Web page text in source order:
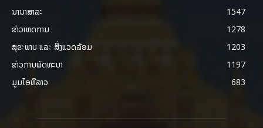
ນານາສາລະ
1547
ຂ່າວເຫດການ
1278
ສຸຂະພາບ ແລະ ສີ່ງແວດລ້ອມ
1203
ຂ່າວການພັດທະນາ
1197
ມູມໄອທີລາວ
683